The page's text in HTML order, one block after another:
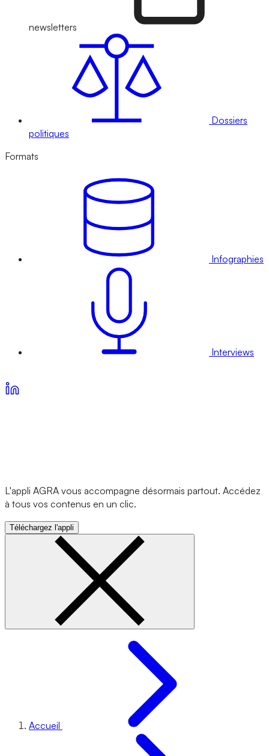
newsletters
Dossiers
politiques
Formats
Infographies
Interviews
L'appli AGRA vous accompagne désormais partout. Accédez
à tous vos contenus en un clic.
Téléchargez l'appli
Accueil